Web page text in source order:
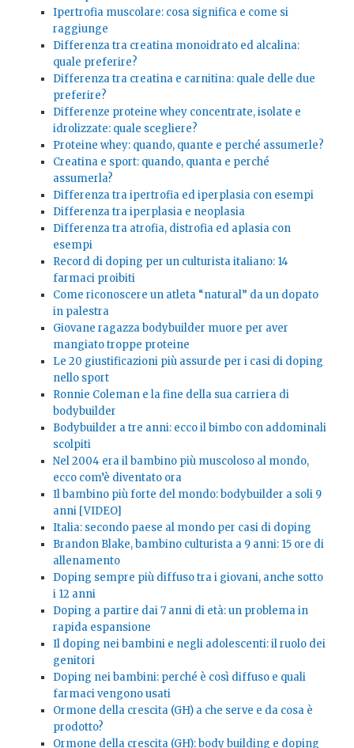
Ipertrofia muscolare: cosa significa e come si
raggiunge
Differenza tra creatina monoidrato ed alcalina:
quale preferire?
Differenza tra creatina e carnitina: quale delle due
preferire?
Differenze proteine whey concentrate, isolate e
idrolizzate: quale scegliere?
Proteine whey: quando, quante e perché assumerle?
Creatina e sport: quando, quanta e perché
assumerla?
Differenza tra ipertrofia ed iperplasia con esempi
Differenza tra iperplasia e neoplasia
Differenza tra atrofia, distrofia ed aplasia con
esempi
Record di doping per un culturista italiano: 14
farmaci proibiti
Come riconoscere un atleta “natural” da un dopato
in palestra
Giovane ragazza bodybuilder muore per aver
mangiato troppe proteine
Le 20 giustificazioni più assurde per i casi di doping
nello sport
Ronnie Coleman e la fine della sua carriera di
bodybuilder
Bodybuilder a tre anni: ecco il bimbo con addominali
scolpiti
Nel 2004 era il bambino più muscoloso al mondo,
ecco com’è diventato ora
Il bambino più forte del mondo: bodybuilder a soli 9
anni [VIDEO]
Italia: secondo paese al mondo per casi di doping
Brandon Blake, bambino culturista a 9 anni: 15 ore di
allenamento
Doping sempre più diffuso tra i giovani, anche sotto
i 12 anni
Doping a partire dai 7 anni di età: un problema in
rapida espansione
Il doping nei bambini e negli adolescenti: il ruolo dei
genitori
Doping nei bambini: perché è così diffuso e quali
farmaci vengono usati
Ormone della crescita (GH) a che serve e da cosa è
prodotto?
Ormone della crescita (GH): body building e doping